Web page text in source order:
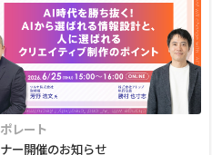
レート
ー開催のお知らせ